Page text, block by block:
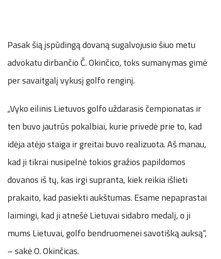
Pasak šią įspūdingą dovaną sugalvojusio šiuo metu
advokatu dirbančio Č. Okinčico, toks sumanymas gimė
per savaitgalį vykusį golfo renginį.
„Vyko eilinis Lietuvos golfo uždarasis čempionatas ir
ten buvo jautrūs pokalbiai, kurie privedė prie to, kad
idėja atėjo staiga ir greitai buvo realizuota. Aš manau,
kad ji tikrai nusipelnė tokios gražios papildomos
dovanos iš tų, kas irgi supranta, kiek reikia išlieti
prakaito, kad pasiekti aukštumas. Esame nepaprastai
laimingi, kad ji atnešė Lietuvai sidabro medalį, o ji
mums Lietuvai, golfo bendruomenei savotišką auksą“,
– sakė O. Okinčicas.